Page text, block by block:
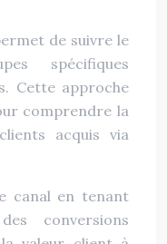
de suivre le
spécifiques
Cette approche
comprendre la
acquis via
canal en tenant
conversions